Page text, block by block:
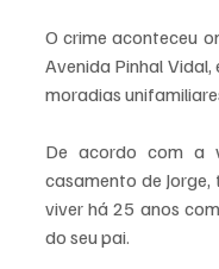
O crime aconteceu
Avenida Pinhal
moradias
De acordo com a
casamento de
viver há 25 anos
do seu pai.